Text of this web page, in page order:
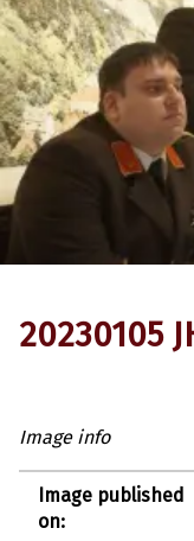
20230105
Image info
Image published
on: